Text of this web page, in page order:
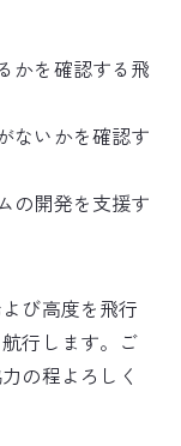
かを確認する飛
ないかを確認す
の開発を支援す
び高度を飛行
行します。ご
の程よろしく